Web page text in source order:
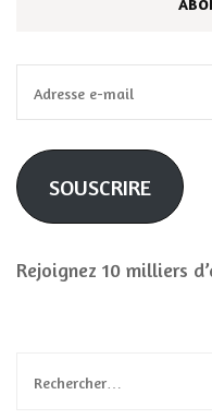
e-
mail
SOUSCRIRE
Rejoignez 10 milliers
Rechercher :